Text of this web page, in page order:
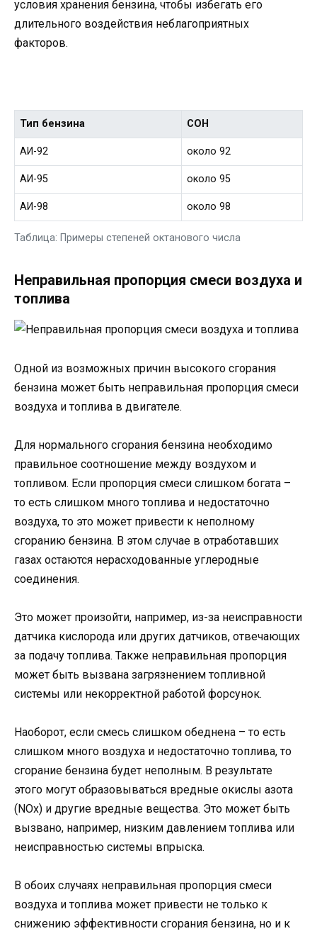
условия хранения бензина, чтобы избегать его
длительного воздействия неблагоприятных
факторов.
Таблица: Примеры степеней октанового числа
Тип бензина СОН
АИ-92 около 92
АИ-95 около 95
АИ-98 около 98
Неправильная пропорция смеси воздуха и
топлива
Одной из возможных причин высокого сгорания
бензина может быть неправильная пропорция смеси
воздуха и топлива в двигателе.
Для нормального сгорания бензина необходимо
правильное соотношение между воздухом и
топливом. Если пропорция смеси слишком богата –
то есть слишком много топлива и недостаточно
воздуха, то это может привести к неполному
сгоранию бензина. В этом случае в отработавших
газах остаются нерасходованные углеродные
соединения.
Это может произойти, например, из-за неисправности
датчика кислорода или других датчиков, отвечающих
за подачу топлива. Также неправильная пропорция
может быть вызвана загрязнением топливной
системы или некорректной работой форсунок.
Наоборот, если смесь слишком обеднена – то есть
слишком много воздуха и недостаточно топлива, то
сгорание бензина будет неполным. В результате
этого могут образовываться вредные окислы азота
(NOx) и другие вредные вещества. Это может быть
вызвано, например, низким давлением топлива или
неисправностью системы впрыска.
В обоих случаях неправильная пропорция смеси
воздуха и топлива может привести не только к
снижению эффективности сгорания бензина, но и к